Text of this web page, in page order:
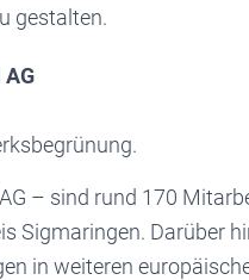
gestalten.
– sind rund 170
Sigmaringen. Darüber
in weiteren